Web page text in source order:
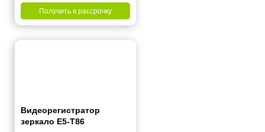
Получить в рассрочку
Видеорегистратор
зеркало E5-T86